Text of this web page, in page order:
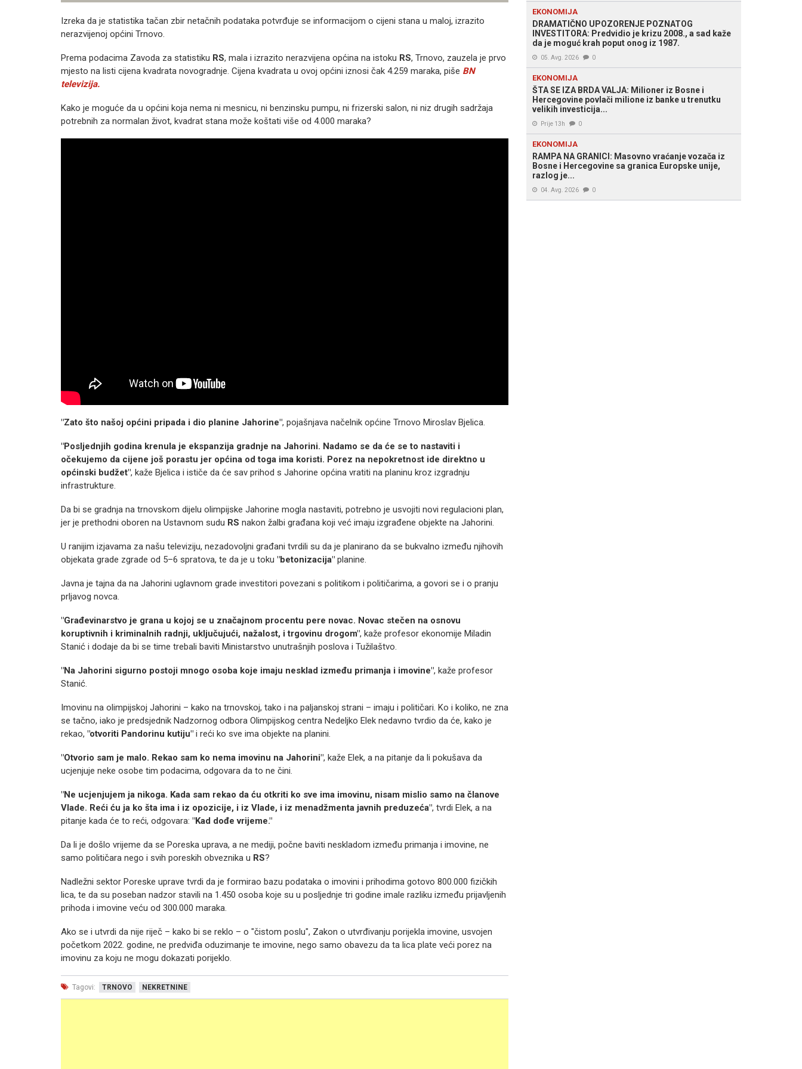
Izreka da je statistika tačan zbir netačnih podataka potvrđuje se informacijom o cijeni stana u maloj, izrazito
nerazvijenoj općini Trnovo.
Prema podacima Zavoda za statistiku RS, mala i izrazito nerazvijena općina na istoku RS, Trnovo, zauzela je prvo
mjesto na listi cijena kvadrata novogradnje. Cijena kvadrata u ovoj općini iznosi čak 4.259 maraka, piše BN
televizija.
Kako je moguće da u općini koja nema ni mesnicu, ni benzinsku pumpu, ni frizerski salon, ni niz drugih sadržaja
potrebnih za normalan život, kvadrat stana može koštati više od 4.000 maraka?
"Zato što našoj općini pripada i dio planine Jahorine", pojašnjava načelnik općine Trnovo Miroslav Bjelica.
"Posljednjih godina krenula je ekspanzija gradnje na Jahorini. Nadamo se da će se to nastaviti i
očekujemo da cijene još porastu jer općina od toga ima koristi. Porez na nepokretnost ide direktno u
općinski budžet", kaže Bjelica i ističe da će sav prihod s Jahorine općina vratiti na planinu kroz izgradnju
infrastrukture.
Da bi se gradnja na trnovskom dijelu olimpijske Jahorine mogla nastaviti, potrebno je usvojiti novi regulacioni plan,
jer je prethodni oboren na Ustavnom sudu RS nakon žalbi građana koji već imaju izgrađene objekte na Jahorini.
U ranijim izjavama za našu televiziju, nezadovoljni građani tvrdili su da je planirano da se bukvalno između njihovih
objekata grade zgrade od 5–6 spratova, te da je u toku "betonizacija" planine.
Javna je tajna da na Jahorini uglavnom grade investitori povezani s politikom i političarima, a govori se i o pranju
prljavog novca.
"Građevinarstvo je grana u kojoj se u značajnom procentu pere novac. Novac stečen na osnovu
koruptivnih i kriminalnih radnji, uključujući, nažalost, i trgovinu drogom", kaže profesor ekonomije Miladin
Stanić i dodaje da bi se time trebali baviti Ministarstvo unutrašnjih poslova i Tužilaštvo.
"Na Jahorini sigurno postoji mnogo osoba koje imaju nesklad između primanja i imovine", kaže profesor
Stanić.
Imovinu na olimpijskoj Jahorini – kako na trnovskoj, tako i na paljanskoj strani – imaju i političari. Ko i koliko, ne zna
se tačno, iako je predsjednik Nadzornog odbora Olimpijskog centra Nedeljko Elek nedavno tvrdio da će, kako je
rekao, "otvoriti Pandorinu kutiju" i reći ko sve ima objekte na planini.
"Otvorio sam je malo. Rekao sam ko nema imovinu na Jahorini", kaže Elek, a na pitanje da li pokušava da
ucjenjuje neke osobe tim podacima, odgovara da to ne čini.
"Ne ucjenjujem ja nikoga. Kada sam rekao da ću otkriti ko sve ima imovinu, nisam mislio samo na članove
Vlade. Reći ću ja ko šta ima i iz opozicije, i iz Vlade, i iz menadžmenta javnih preduzeća", tvrdi Elek, a na
pitanje kada će to reći, odgovara: "Kad dođe vrijeme."
Da li je došlo vrijeme da se Poreska uprava, a ne mediji, počne baviti neskladom između primanja i imovine, ne
samo političara nego i svih poreskih obveznika u RS?
Nadležni sektor Poreske uprave tvrdi da je formirao bazu podataka o imovini i prihodima gotovo 800.000 fizičkih
lica, te da su poseban nadzor stavili na 1.450 osoba koje su u posljednje tri godine imale razliku između prijavljenih
prihoda i imovine veću od 300.000 maraka.
Ako se i utvrdi da nije riječ – kako bi se reklo – o "čistom poslu", Zakon o utvrđivanju porijekla imovine, usvojen
početkom 2022. godine, ne predviđa oduzimanje te imovine, nego samo obavezu da ta lica plate veći porez na
imovinu za koju ne mogu dokazati porijeklo.
Tagovi: TRNOVO NEKRETNINE
EKONOMIJA
DRAMATIČNO UPOZORENJE POZNATOG
INVESTITORA: Predvidio je krizu 2008., a sad kaže
da je moguć krah poput onog iz 1987.
05. Avg. 2026 0
EKONOMIJA
ŠTA SE IZA BRDA VALJA: Milioner iz Bosne i
Hercegovine povlači milione iz banke u trenutku
velikih investicija...
Prije 13h 0
EKONOMIJA
RAMPA NA GRANICI: Masovno vraćanje vozača iz
Bosne i Hercegovine sa granica Europske unije,
razlog je...
04. Avg. 2026 0